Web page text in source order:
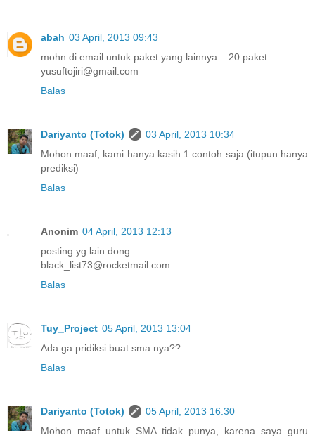
abah 03 April, 2013 09:43
mohn di email untuk paket yang lainnya... 20 paket
yusuftojiri@gmail.com
Balas
Dariyanto (Totok)
03 April, 2013 10:34
Mohon maaf, kami hanya kasih 1 contoh saja (itupun hanya
prediksi)
Balas
Anonim 04 April, 2013 12:13
posting yg lain dong
black_list73@rocketmail.com
Balas
Tuy_Project 05 April, 2013 13:04
Ada ga pridiksi buat sma nya??
Balas
Dariyanto (Totok)
05 April, 2013 16:30
Mohon maaf untuk SMA tidak punya, karena saya guru